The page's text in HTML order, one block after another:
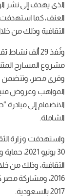
الذي يهدف إلى نشر
العنف، كما استهدفت
الثقافية وذلك من خلال تنفيذ 6.6
ونُفذ 29 ألف
مشروع المسارح
وقرى مصر، وتتضمن
المواهب وعروض فنية
الانضمام إلى مبادرة
الشاملة.
30 يونيو
الثقافية، وذلك من
2016، ومشاركة
2017 بالسعودية.